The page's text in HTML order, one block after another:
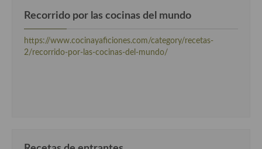
Cocina Brasileña
Cocina colombiana
Recorrido por las cocinas del mundo
https://www.cocinayaficiones.com/category/recetas-
2/recorrido-por-las-cocinas-del-mundo/